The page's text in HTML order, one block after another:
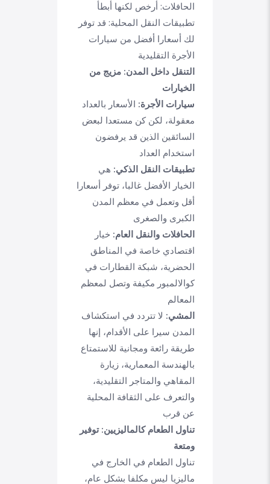
الحافلات: أرخص لكنها أبطأ
تطبيقات النقل المحلية: قد توفر
لك أسعارا أفضل من سيارات
الأجرة التقليدية
التنقل داخل المدن: مزيج من
الخيارات
سيارات الأجرة: الأسعار بالعداد
معقولة، لكن كن مستعدا لبعض
السائقين الذين قد يرفضون
استخدام العداد
تطبيقات النقل الذكي: هي
الخيار الأفضل غالبا، توفر أسعارا
أقل وتعمل في معظم المدن
الكبرى والصغرى
الحافلات والنقل العام: خيار
اقتصادي خاصة في المناطق
الحضرية، شبكة القطارات في
كوالالمبور مكيفة وتصل لمعظم
المعالم
المشي: لا تتردد في استكشاف
المدن سيرا على الأقدام، إنها
طريقة رائعة ومجانية للاستمتاع
بالهندسة المعمارية، زيارة
المقاهي والمتاجر التقليدية،
والتعرف على الثقافة المحلية
عن قرب
تناول الطعام كالماليزيين: توفير
ومتعة
تناول الطعام في الخارج في
ماليزيا ليس مكلفا بشكل عام،